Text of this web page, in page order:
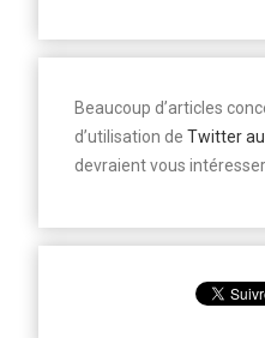
Beaucoup d’articles
d’utilisation de Twitter au
devraient vous intéresser…